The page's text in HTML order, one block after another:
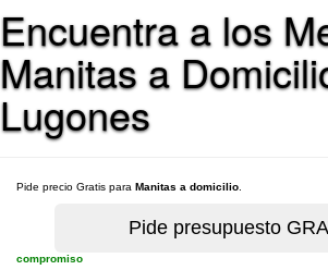
Encuentra a los
Manitas a
Lugones
Pide precio Gratis para Manitas a domicilio
compromiso